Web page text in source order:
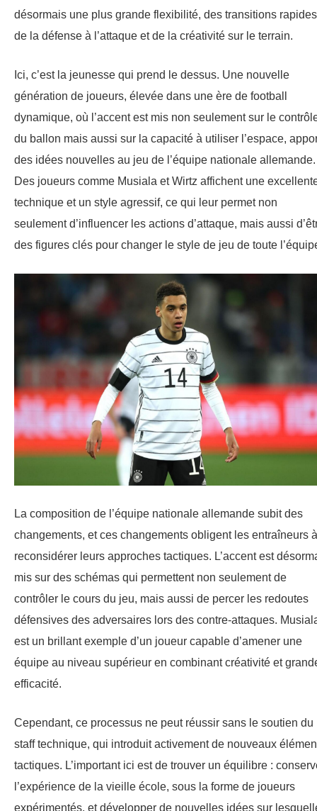
désormais une plus grande flexibilité, des transitions rapides
de la défense à l’attaque et de la créativité sur le terrain.
Ici, c’est la jeunesse qui prend le dessus. Une nouvelle
génération de joueurs, élevée dans une ère de football
dynamique, où l’accent est mis non seulement sur le
du ballon mais aussi sur la capacité à utiliser l’espace,
des idées nouvelles au jeu de l’équipe nationale allemande.
Des joueurs comme Musiala et Wirtz affichent une
technique et un style agressif, ce qui leur permet non
seulement d’influencer les actions d’attaque, mais aussi
des figures clés pour changer le style de jeu de toute
La composition de l’équipe nationale allemande subit des
changements, et ces changements obligent les entraîneurs à
reconsidérer leurs approches tactiques. L’accent est
mis sur des schémas qui permettent non seulement de
contrôler le cours du jeu, mais aussi de percer les redoutes
défensives des adversaires lors des contre-attaques.
est un brillant exemple d’un joueur capable d’amener une
équipe au niveau supérieur en combinant créativité et
efficacité.
Cependant, ce processus ne peut réussir sans le soutien du
staff technique, qui introduit activement de nouveaux
tactiques. L’important ici est de trouver un équilibre :
l’expérience de la vieille école, sous la forme de joueurs
expérimentés, et développer de nouvelles idées sur